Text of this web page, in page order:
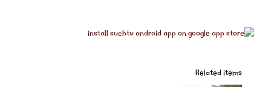
Related items